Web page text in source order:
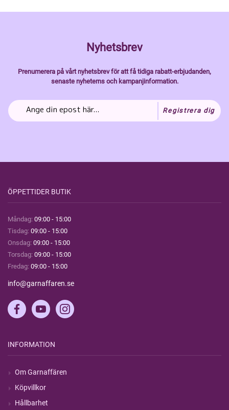
Nyhetsbrev
Prenumerera på vårt nyhetsbrev för att få tidiga rabatt-erbjudanden,
senaste nyheterns och kampanjinformation.
Registrera dig
ÖPPETTIDER BUTIK
Måndag: 09:00 - 15:00
Tisdag: 09:00 - 15:00
Onsdag: 09:00 - 15:00
Torsdag: 09:00 - 15:00
Fredag: 09:00 - 15:00
info@garnaffaren.se
INFORMATION
Om Garnaffären
Köpvillkor
Hållbarhet